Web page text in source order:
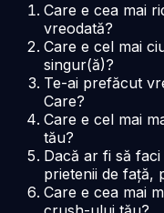
Care e cea mai
vreodată?
Care e cel mai
singur(ă)?
Te-ai prefăcut
Care?
Care e cel mai
tău?
Dacă ar fi să
prietenii de față,
Care e cea mai